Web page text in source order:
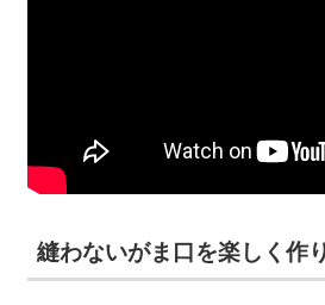
縫わないがま口を楽しく作